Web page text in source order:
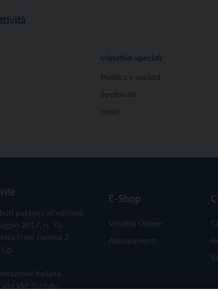
Iniziative speciali
Politica e società
Spettacoli
Sport
pubblici all'editoria
2017, n. 70.
f) del comma 2
Italiana
IAP (Istituto
E-Shop
Vendita Online
Abbonamenti